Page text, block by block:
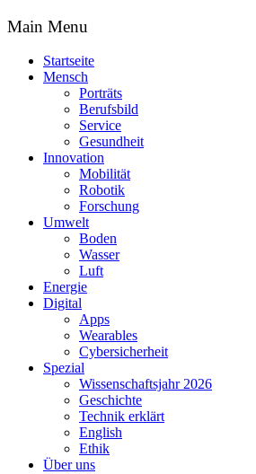
Main Menu
Startseite
Mensch
Porträts
Berufsbild
Service
Gesundheit
Innovation
Mobilität
Robotik
Forschung
Umwelt
Boden
Wasser
Luft
Energie
Digital
Apps
Wearables
Cybersicherheit
Spezial
Wissenschaftsjahr 2026
Geschichte
Technik erklärt
English
Ethik
Über uns